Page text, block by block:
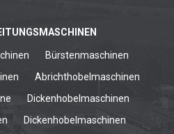
Bürstenmaschinen
Abrichthobelmaschinen
Dickenhobelmaschinen
Dickenhobelmaschinen